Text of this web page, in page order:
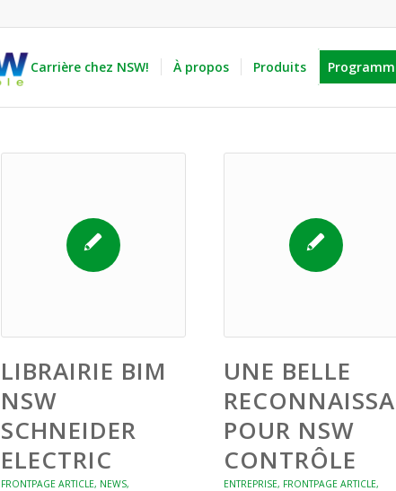
Carrière chez NSW! À propos Produits
LIBRAIRIE BIM
NSW
SCHNEIDER
ELECTRIC
FRONTPAGE ARTICLE, NEWS,
UNE BELLE
POUR NSW
CONTRÔLE
ENTREPRISE, FRONTPAGE ARTICLE,